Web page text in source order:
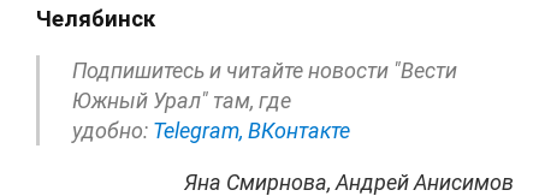
Челябинск
Подпишитесь и читайте новости "Вести
Южный Урал" там, где
удобно: Telegram, ВКонтакте
Яна Смирнова, Андрей Анисимов